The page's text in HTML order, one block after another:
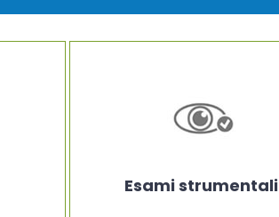
Esami strumentali